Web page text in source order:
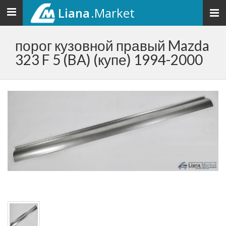
Toggle
navigation
Liana.Market
порог кузовной правый Mazda
323 F 5 (BA) (купе) 1994-2000